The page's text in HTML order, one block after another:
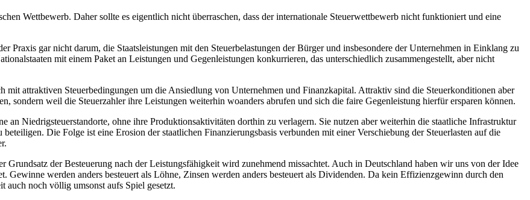
Wettbewerb. Daher sollte es eigentlich nicht überraschen, dass der internationale Steuerwettbewerb nicht funktioniert und eine
Praxis gar nicht darum, die Staatsleistungen mit den Steuerbelastungen der Bürger und insbesondere der Unternehmen in Einklang zu
mit einem Paket an Leistungen und Gegenleistungen konkurrieren, das unterschiedlich zusammengestellt, aber nicht
mit attraktiven Steuerbedingungen um die Ansiedlung von Unternehmen und Finanzkapital. Attraktiv sind die Steuerkonditionen aber
sondern weil die Steuerzahler ihre Leistungen weiterhin woanders abrufen und sich die faire Gegenleistung hierfür ersparen können.
an Niedrigsteuerstandorte, ohne ihre Produktionsaktivitäten dorthin zu verlagern. Sie nutzen aber weiterhin die staatliche Infrastruktur
Die Folge ist eine Erosion der staatlichen Finanzierungsbasis verbunden mit einer Verschiebung der Steuerlasten auf die
Grundsatz der Besteuerung nach der Leistungsfähigkeit wird zunehmend missachtet. Auch in Deutschland haben wir uns von der Idee
Gewinne werden anders besteuert als Löhne, Zinsen werden anders besteuert als Dividenden. Da kein Effizienzgewinn durch den
auch noch völlig umsonst aufs Spiel gesetzt.